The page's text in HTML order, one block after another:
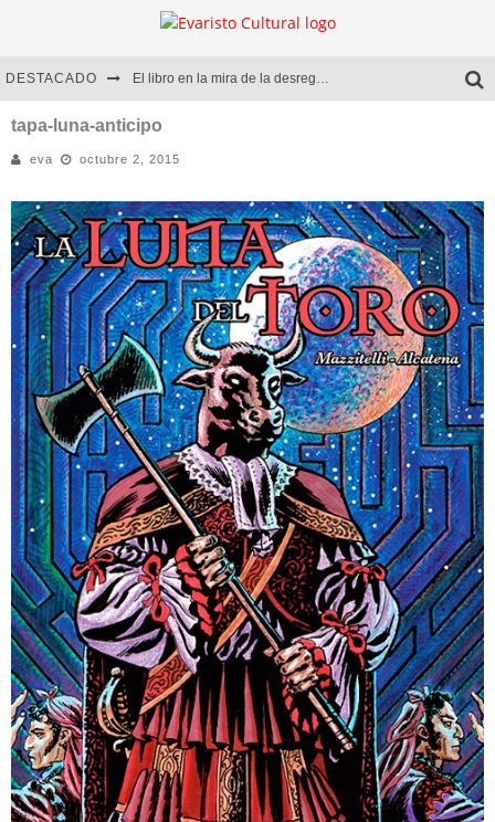
DESTACADO El libro en la mira de la desregulación
Marcelo Rubio | El llovedor
Diego Meret | Hotel Acapulco
Alejandra Correa | La nieve
tapa-luna-anticipo
eva octubre 2, 2015